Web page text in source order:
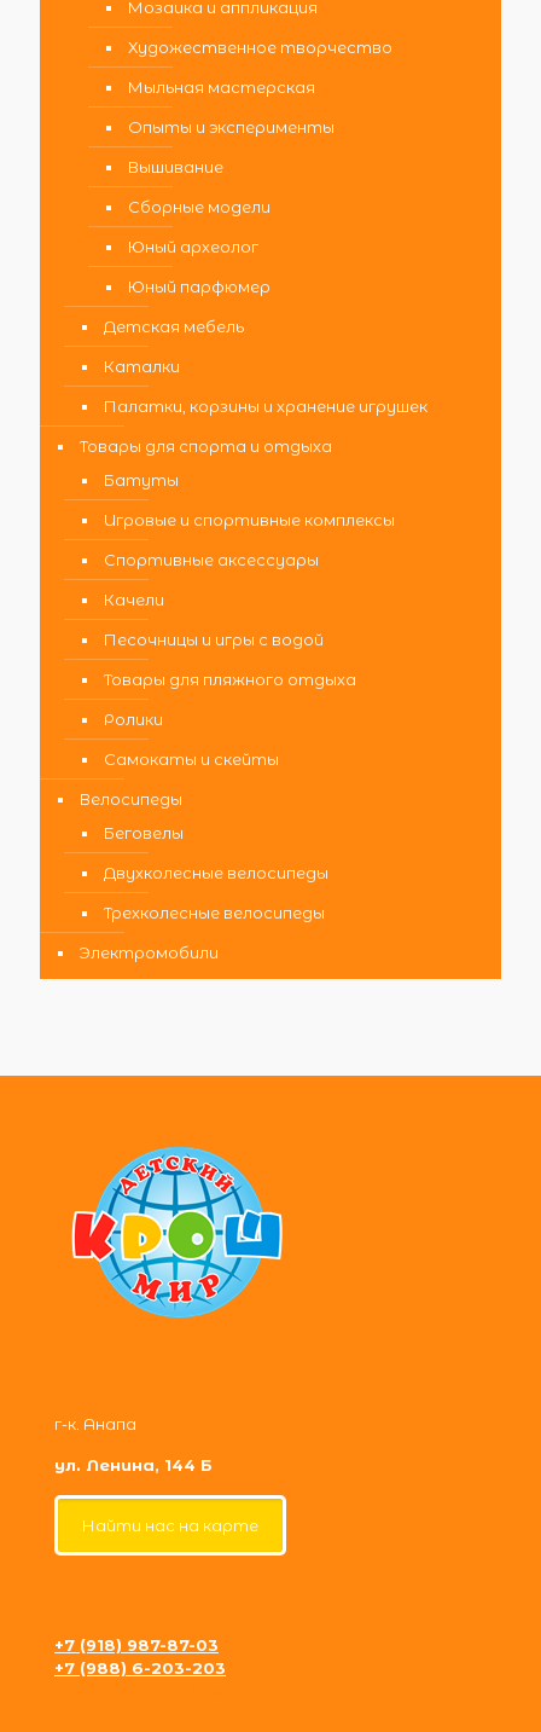
Мозаика и аппликация
Художественное творчество
Мыльная мастерская
Опыты и эксперименты
Вышивание
Сборные модели
Юный археолог
Юный парфюмер
Детская мебель
Каталки
Палатки, корзины и хранение игрушек
Товары для спорта и отдыха
Батуты
Игровые и спортивные комплексы
Спортивные аксессуары
Качели
Песочницы и игры с водой
Товары для пляжного отдыха
Ролики
Самокаты и скейты
Велосипеды
Беговелы
Двухколесные велосипеды
Трехколесные велосипеды
Электромобили
г-к. Анапа
ул. Ленина, 144 Б
Найти нас на карте
+7 (918) 987-87-03
+7 (988) 6-203-203